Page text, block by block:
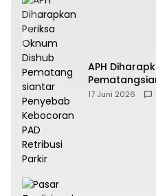
APH
Kebocoran
17 Juni 2026